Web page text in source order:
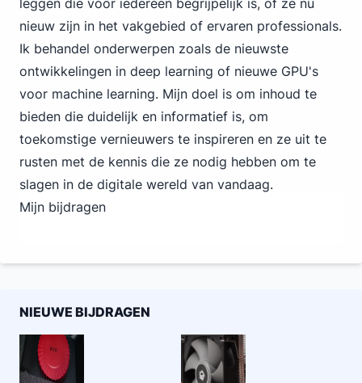
leggen die voor iedereen begrijpelijk is, of ze nu
nieuw zijn in het vakgebied of ervaren professionals.
Ik behandel onderwerpen zoals de nieuwste
ontwikkelingen in deep learning of nieuwe GPU's
voor machine learning. Mijn doel is om inhoud te
bieden die duidelijk en informatief is, om
toekomstige vernieuwers te inspireren en ze uit te
rusten met de kennis die ze nodig hebben om te
slagen in de digitale wereld van vandaag.
Mijn bijdragen
NIEUWE BIJDRAGEN